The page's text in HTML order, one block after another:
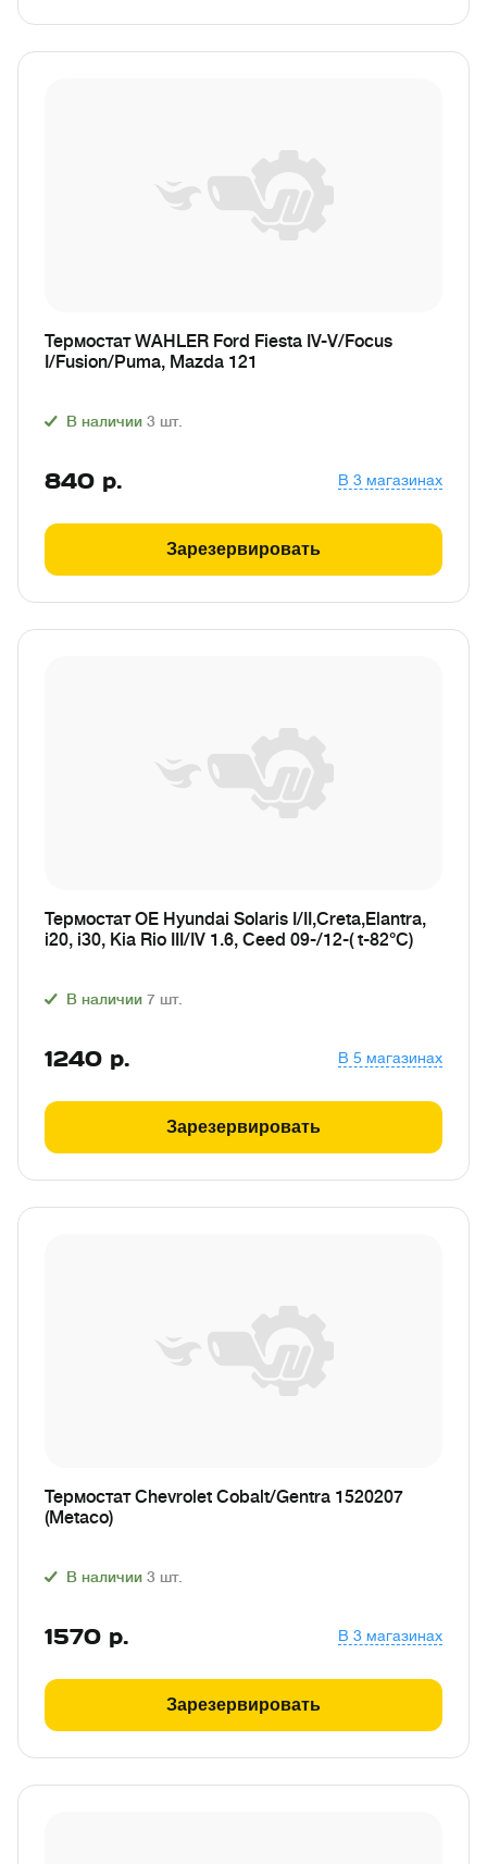
Термостат WAHLER Ford Fiesta IV-V/Focus
I/Fusion/Puma, Mazda 121
В наличии 3 шт.
840 р. В 3 магазинах
Зарезервировать
Термостат OE Hyundai Solaris I/II,Creta,Elantra,
i20, i30, Kia Rio III/IV 1.6, Ceed 09-/12-( t-82°C)
В наличии 7 шт.
1240 р. В 5 магазинах
Зарезервировать
Термостат Chevrolet Cobalt/Gentra 1520207
(Metaco)
В наличии 3 шт.
1570 р. В 3 магазинах
Зарезервировать